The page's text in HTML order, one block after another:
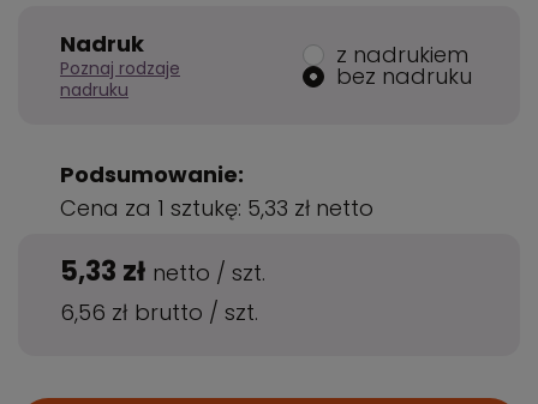
Nadruk
Poznaj rodzaje
nadruku
z nadrukiem
bez nadruku
Podsumowanie:
Cena za 1 sztukę: 5,33 zł netto
5,33 zł netto / szt.
6,56 zł brutto / szt.